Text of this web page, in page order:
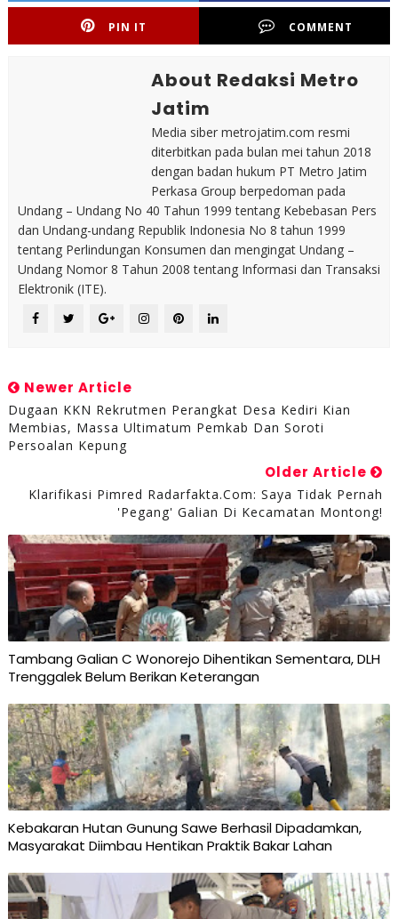
PIN IT COMMENT
About Redaksi Metro
Jatim
Media siber metrojatim.com resmi
diterbitkan pada bulan mei tahun 2018
dengan badan hukum PT Metro Jatim
Perkasa Group berpedoman pada
Undang – Undang No 40 Tahun 1999 tentang Kebebasan Pers
dan Undang-undang Republik Indonesia No 8 tahun 1999
tentang Perlindungan Konsumen dan mengingat Undang –
Undang Nomor 8 Tahun 2008 tentang Informasi dan Transaksi
Elektronik (ITE).
Newer Article
Dugaan KKN Rekrutmen Perangkat Desa Kediri Kian
Membias, Massa Ultimatum Pemkab Dan Soroti
Persoalan Kepung
Older Article
Klarifikasi Pimred Radarfakta.com: Saya Tidak Pernah
'Pegang' Galian Di Kecamatan Montong!
Tambang Galian C Wonorejo Dihentikan Sementara, DLH
Trenggalek Belum Berikan Keterangan
Kebakaran Hutan Gunung Sawe Berhasil Dipadamkan,
Masyarakat Diimbau Hentikan Praktik Bakar Lahan